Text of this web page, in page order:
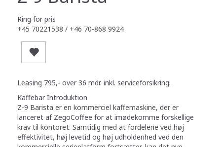
Ring for pris
+45 70221538 / +46 70-868 9924
Leasing 795,- over 36 mdr. inkl. serviceforsikring.
Kaffebar Introduktion
Z-9 Barista er en kommerciel kaffemaskine, der er
lanceret af ZegoCoffee for at imødekomme forskellige
krav til kontoret. Samtidig med at fordelene ved høj
effektivitet, høj levetid og høj udholdenhed ved den